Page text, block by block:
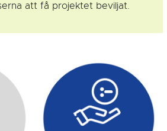
att få projektet beviljat.